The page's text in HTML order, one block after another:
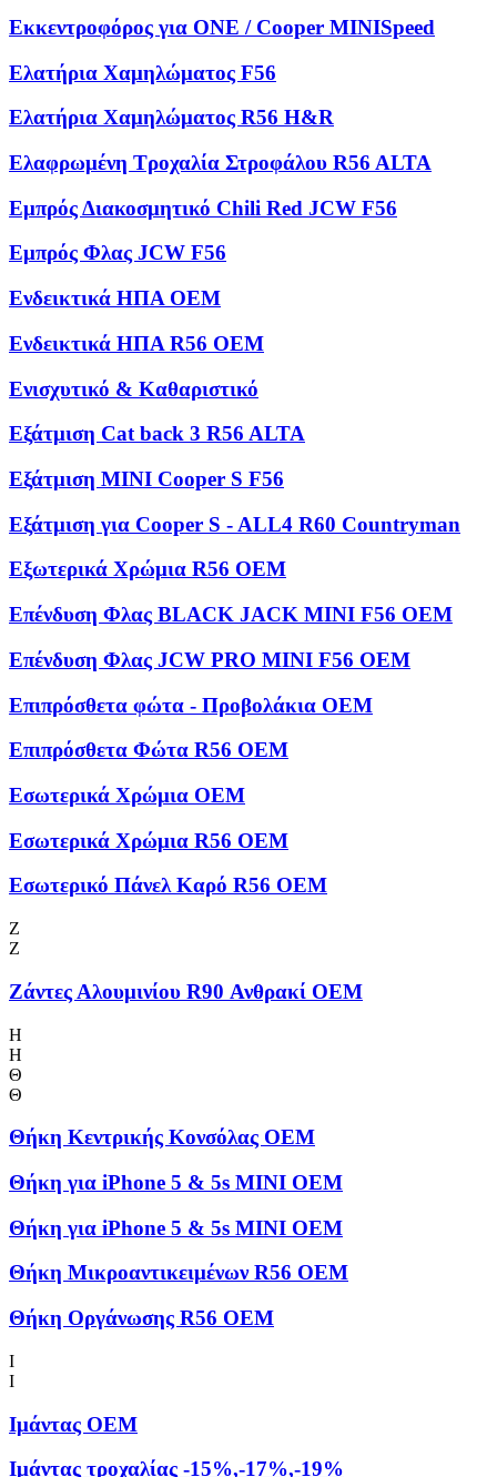
Εκκεντροφόρος για ONE / Cooper MINISpeed
Ελατήρια Χαμηλώματος F56
Ελατήρια Χαμηλώματος R56 H&R
Ελαφρωμένη Τροχαλία Στροφάλου R56 ALTA
Εμπρός Διακοσμητικό Chili Red JCW F56
Εμπρός Φλας JCW F56
Ενδεικτικά ΗΠΑ OEM
Ενδεικτικά ΗΠΑ R56 OEM
Ενισχυτικό & Καθαριστικό
Εξάτμιση Cat back 3 R56 ALTA
Εξάτμιση MINI Cooper S F56
Εξάτμιση για Cooper S - ALL4 R60 Countryman
Εξωτερικά Χρώμια R56 OEM
Επένδυση Φλας BLACK JACK MINI F56 OEM
Επένδυση Φλας JCW PRO MINI F56 OEM
Επιπρόσθετα φώτα - Προβολάκια OEM
Επιπρόσθετα Φώτα R56 OEM
Εσωτερικά Χρώμια OEM
Εσωτερικά Χρώμια R56 OEM
Εσωτερικό Πάνελ Καρό R56 OEM
Ζ
Ζ
Ζάντες Αλουμινίου R90 Ανθρακί OEM
Η
Η
Θ
Θ
Θήκη Kεντρικής Kονσόλας OEM
Θήκη για iPhone 5 & 5s MINI OEM
Θήκη για iPhone 5 & 5s MINI OEM
Θήκη Μικροαντικειμένων R56 OEM
Θήκη Οργάνωσης R56 OEM
Ι
Ι
Ιμάντας OEM
Ιμάντας τροχαλίας -15%,-17%,-19%